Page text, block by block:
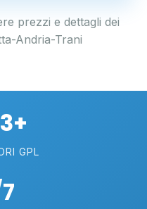
prezzi e dettagli dei
Andria-Trani
GPL